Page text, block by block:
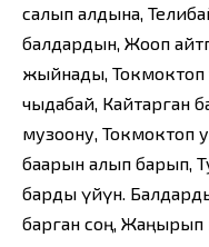
салып алдына,
балдардын, Жооп
жыйнады,
чыдабай, Кайтарган
музоону, Токмоктоп
баарын алып барып,
барды үйүнө.
барган соң, Жаңырып